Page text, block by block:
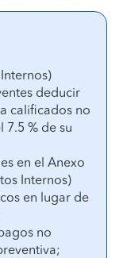
deducir
calificados no
7.5 % de su
en el Anexo
Internos)
en lugar de
no